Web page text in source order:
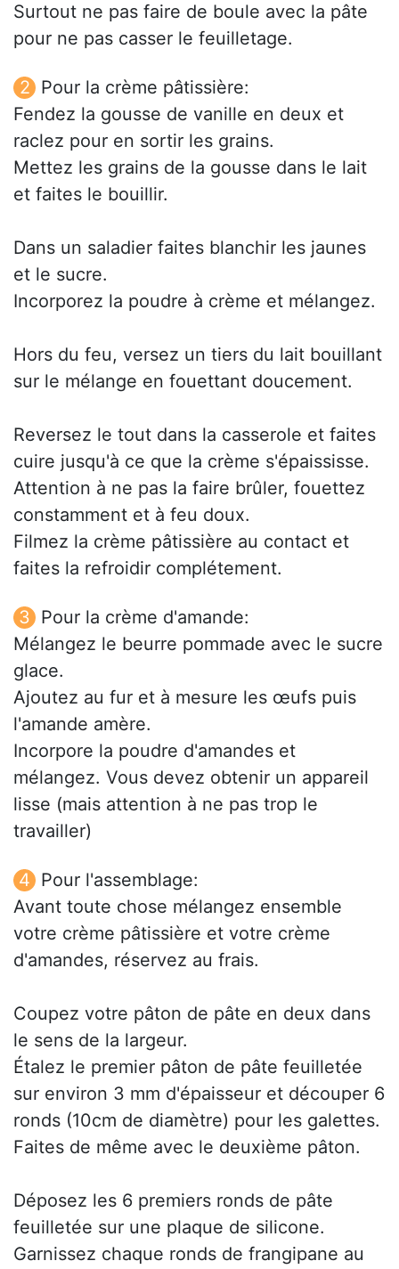
Surtout ne pas faire de boule avec la pâte
pour ne pas casser le feuilletage.
Pour la crème pâtissière:
Fendez la gousse de vanille en deux et
raclez pour en sortir les grains.
Mettez les grains de la gousse dans le lait
et faites le bouillir.
Dans un saladier faites blanchir les jaunes
et le sucre.
Incorporez la poudre à crème et mélangez.
Hors du feu, versez un tiers du lait bouillant
sur le mélange en fouettant doucement.
Reversez le tout dans la casserole et faites
cuire jusqu'à ce que la crème s'épaississe.
Attention à ne pas la faire brûler, fouettez
constamment et à feu doux.
Filmez la crème pâtissière au contact et
faites la refroidir complétement.
Pour la crème d'amande:
Mélangez le beurre pommade avec le sucre
glace.
Ajoutez au fur et à mesure les œufs puis
l'amande amère.
Incorpore la poudre d'amandes et
mélangez. Vous devez obtenir un appareil
lisse (mais attention à ne pas trop le
travailler)
Pour l'assemblage:
Avant toute chose mélangez ensemble
votre crème pâtissière et votre crème
d'amandes, réservez au frais.
Coupez votre pâton de pâte en deux dans
le sens de la largeur.
Étalez le premier pâton de pâte feuilletée
sur environ 3 mm d'épaisseur et découper 6
ronds (10cm de diamètre) pour les galettes.
Faites de même avec le deuxième pâton.
Déposez les 6 premiers ronds de pâte
feuilletée sur une plaque de silicone.
Garnissez chaque ronds de frangipane au